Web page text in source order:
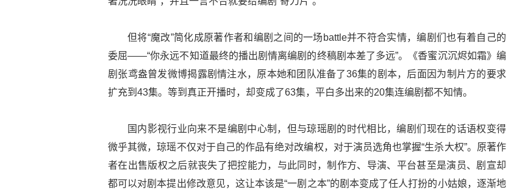
但将“魔改”简化成原著作者和编剧之间的一场battle并不符合实情，编剧们也有着自己的
委屈——“你永远不知道最终的播出剧情离编剧的终稿剧本差了多远”。《香蜜沉沉烬如霜》编
剧张鸢盎曾发微博揭露剧情注水，原本她和团队准备了36集的剧本，后面因为制片方的要求
扩充到43集。等到真正开播时，却变成了63集，平白多出来的20集连编剧都不知情。
国内影视行业向来不是编剧中心制，但与琼瑶剧的时代相比，编剧们现在的话语权变得
微乎其微，琼瑶不仅对于自己的作品有绝对改编权，对于演员选角也掌握“生杀大权”。原著作
者在出售版权之后就丧失了把控能力，与此同时，制作方、导演、平台甚至是演员、剧宣却
都可以对剧本提出修改意见，这让本该是“一剧之本”的剧本变成了任人打扮的小姑娘，逐渐地